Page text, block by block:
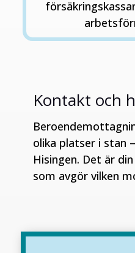
Kontakt och
olika platser i stan
Hisingen. Det är
som avgör vilken